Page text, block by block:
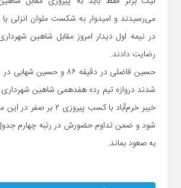
می‌رسیدند و امیدوار به شکست ملوان انزلی
در نیمه اول دیدار امروز مقابل شاهین
رضایت دادند.
شدند دروازه تیم رده هفدهمی شاهین شهرداری
شود و ضمن تداوم حضورش در رتبه چهارم
به صعود بماند.